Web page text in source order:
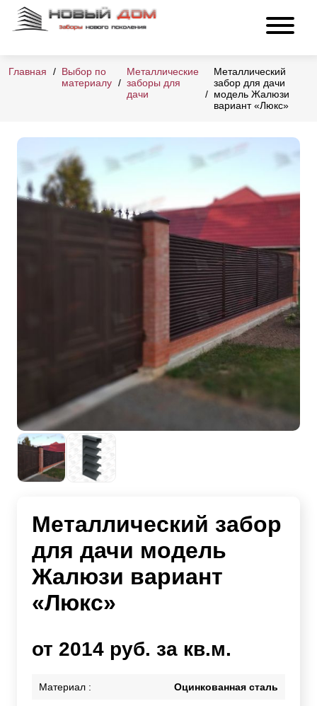
Главная
Выбор по
материалу
Металлические
заборы для
дачи
Металлический
забор для дачи
модель Жалюзи
вариант «Люкс»
Металлический забор
для дачи модель
Жалюзи вариант
«Люкс»
от 2014 руб. за кв.м.
Материал : Оцинкованная сталь